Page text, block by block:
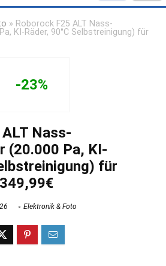
» Roborock F25 ALT Nass-
KI-Räder, 90°C Selbstreinigung) für
-23%
Nass-
(20.000 Pa, KI-
für
Elektronik & Foto